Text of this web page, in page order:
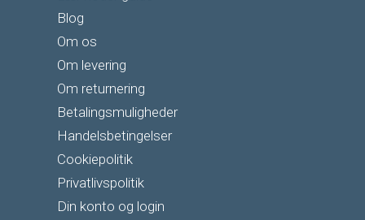
Blog
Om os
Om levering
Om returnering
Betalingsmuligheder
Handelsbetingelser
Cookiepolitik
Privatlivspolitik
Din konto og login